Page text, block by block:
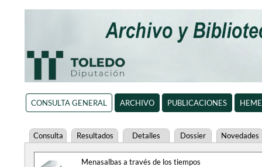
CONSULTA GENERAL ARCHIVO PUBLICACIONES
Consulta Resultados Detalles Dossier Novedades
Menasalbas a través de los tiempos